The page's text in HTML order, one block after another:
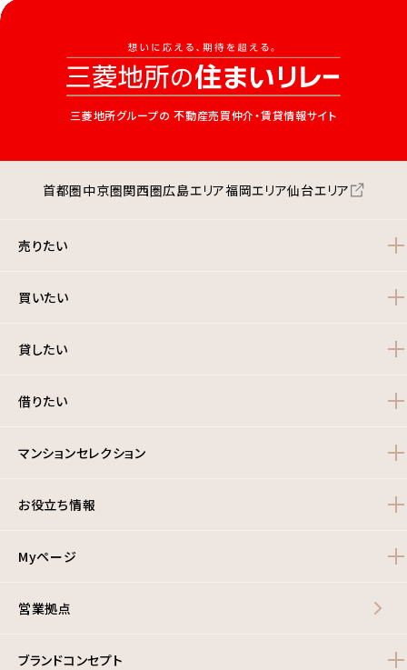
三菱地所グループの 不動産売買仲介・賃貸情報サイト
首都圏中京圏関西圏広島エリア福岡エリア仙台エリア
売りたい
買いたい
貸したい
借りたい
マンションセレクション
お役立ち情報
Myページ
営業拠点
ブランドコンセプト